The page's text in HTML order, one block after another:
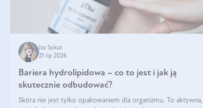
Iza Sykut
21 lip 2026
Bariera hydrolipidowa – co to jest i jak ją
skutecznie odbudować?
Skóra nie jest tylko opakowaniem dla organizmu. To aktywna,